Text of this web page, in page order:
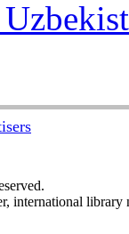
international library